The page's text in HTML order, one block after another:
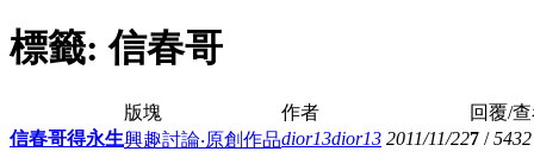
標籤: 信春哥
版塊 作者
回覆/
信春哥得永生興趣討論‧原創作品dior13dior13 2011/11/227 /5432